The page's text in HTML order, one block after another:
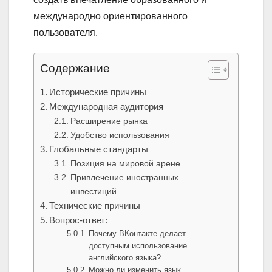
международно ориентированного
пользователя.
Содержание
Исторические причины
Международная аудитория
Расширение рынка
Удобство использования
Глобальные стандарты
Позиция на мировой арене
Привлечение иностранных
инвестиций
Технические причины
Вопрос-ответ:
Почему ВКонтакте делает
доступным использование
английского языка?
Можно ли изменить язык